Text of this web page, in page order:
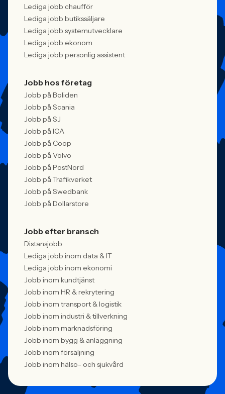
Lediga jobb chaufför
Lediga jobb butikssäljare
Lediga jobb systemutvecklare
Lediga jobb ekonom
Lediga jobb personlig assistent
Jobb hos företag
Jobb på Boliden
Jobb på Scania
Jobb på SJ
Jobb på ICA
Jobb på Coop
Jobb på Volvo
Jobb på PostNord
Jobb på Trafikverket
Jobb på Swedbank
Jobb på Dollarstore
Jobb efter bransch
Distansjobb
Lediga jobb inom data & IT
Lediga jobb inom ekonomi
Jobb inom kundtjänst
Jobb inom HR & rekrytering
Jobb inom transport & logistik
Jobb inom industri & tillverkning
Jobb inom marknadsföring
Jobb inom bygg & anläggning
Jobb inom försäljning
Jobb inom hälso- och sjukvård